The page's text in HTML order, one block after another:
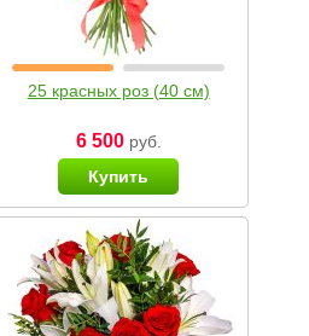
25 красных роз (40 см)
6 500руб.
Купить